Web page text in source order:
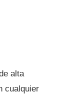
alta
cualquier